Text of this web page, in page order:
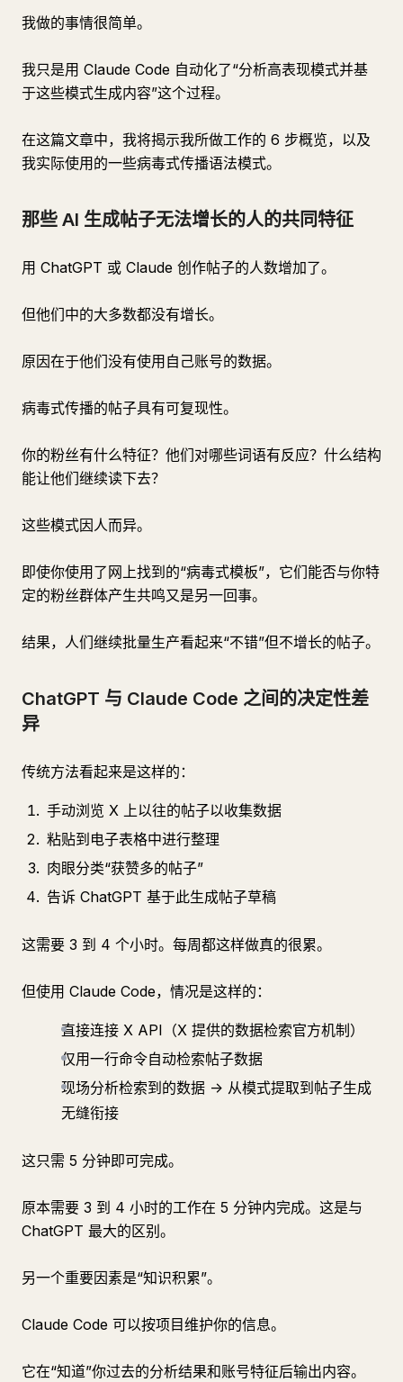
我做的事情很简单。
我只是用 Claude Code 自动化了“分析高表现模式并基
于这些模式生成内容”这个过程。
在这篇文章中，我将揭示我所做工作的 6 步概览，以及
我实际使用的一些病毒式传播语法模式。
那些 AI 生成帖子无法增长的人的共同特征
用 ChatGPT 或 Claude 创作帖子的人数增加了。
但他们中的大多数都没有增长。
原因在于他们没有使用自己账号的数据。
病毒式传播的帖子具有可复现性。
你的粉丝有什么特征？他们对哪些词语有反应？什么结构
能让他们继续读下去？
这些模式因人而异。
即使你使用了网上找到的“病毒式模板”，它们能否与你特
定的粉丝群体产生共鸣又是另一回事。
结果，人们继续批量生产看起来“不错”但不增长的帖子。
ChatGPT 与 Claude Code 之间的决定性差
异
传统方法看起来是这样的：
手动浏览 X 上以往的帖子以收集数据
粘贴到电子表格中进行整理
肉眼分类“获赞多的帖子”
告诉 ChatGPT 基于此生成帖子草稿
这需要 3 到 4 个小时。每周都这样做真的很累。
但使用 Claude Code，情况是这样的：
直接连接 X API（X 提供的数据检索官方机制）
仅用一行命令自动检索帖子数据
现场分析检索到的数据 -> 从模式提取到帖子生成
无缝衔接
这只需 5 分钟即可完成。
原本需要 3 到 4 小时的工作在 5 分钟内完成。这是与
ChatGPT 最大的区别。
另一个重要因素是“知识积累”。
Claude Code 可以按项目维护你的信息。
它在“知道”你过去的分析结果和账号特征后输出内容。